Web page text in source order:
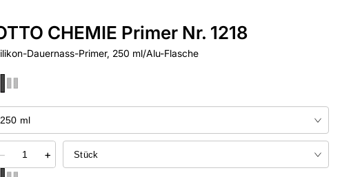
Zur Kasse
CHEMIE Primer Nr. 1218
Dauernass-Primer, 250 ml/Alu-Flasche
− +